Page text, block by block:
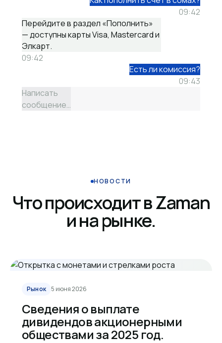
09:42
Перейдите в раздел «Пополнить»
— доступны карты Visa, Mastercard и
Элкарт.
09:42
Есть ли комиссия?
09:43
Написать
сообщение…
НОВОСТИ
Что происходит в Zaman
и на рынке.
Рынок 5 июня 2026
Сведения о выплате
дивидендов акционерными
обществами за 2025 год.